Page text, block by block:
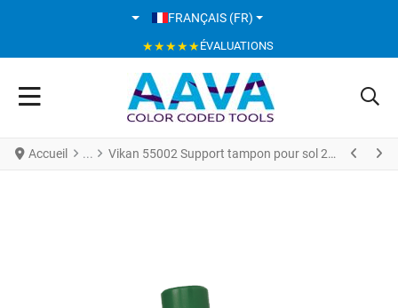
SÉLECTIONNEZ VOTRE LANGUE
FRANÇAIS (FR)
★★★★★ÉVALUATIONS
Accueil Vikan 55002 Support tampon pour sol 235 mm Vert